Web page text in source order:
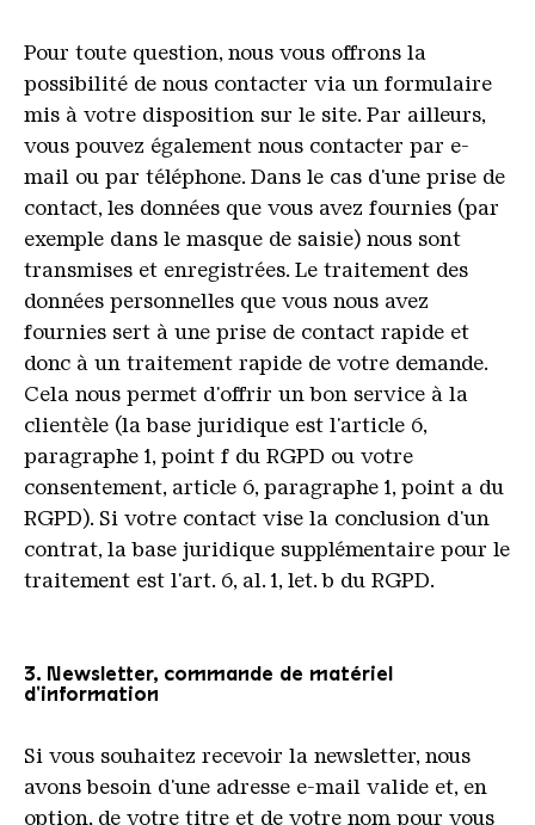
Pour toute question, nous vous offrons la
possibilité de nous contacter via un formulaire
mis à votre disposition sur le site. Par ailleurs,
vous pouvez également nous contacter par e-
mail ou par téléphone. Dans le cas d'une prise de
contact, les données que vous avez fournies (par
exemple dans le masque de saisie) nous sont
transmises et enregistrées. Le traitement des
données personnelles que vous nous avez
fournies sert à une prise de contact rapide et
donc à un traitement rapide de votre demande.
Cela nous permet d'offrir un bon service à la
clientèle (la base juridique est l'article 6,
paragraphe 1, point f du RGPD ou votre
consentement, article 6, paragraphe 1, point a du
RGPD). Si votre contact vise la conclusion d'un
contrat, la base juridique supplémentaire pour le
traitement est l'art. 6, al. 1, let. b du RGPD.
3. Newsletter, commande de matériel
d'information
Si vous souhaitez recevoir la newsletter, nous
avons besoin d'une adresse e-mail valide et, en
option, de votre titre et de votre nom pour vous